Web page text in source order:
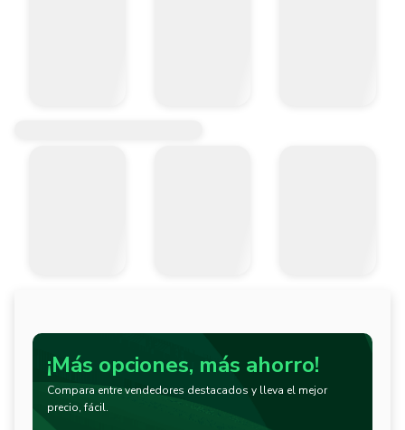
¡Más opciones, más ahorro!
Compara entre vendedores destacados y lleva el mejor
precio, fácil.